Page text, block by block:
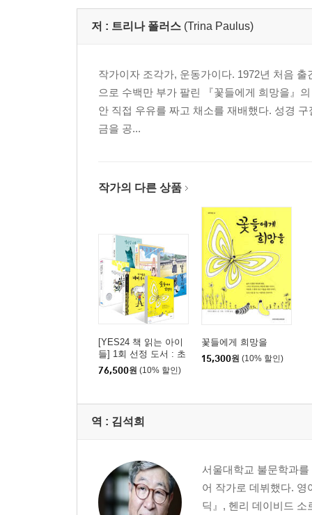
저 : 트리나 폴러스 (Trina Paulus)
작가이자 조각가, 운동가이다. 1972년 처음
으로 수백만 부가 팔린 『꽃들에게 희망을』
안 직접 우유를 짜고 채소를 재배했다. 성경
금을 공...
작가의 다른 상품
[YES24 책 읽는 아이
들] 1회 선정 도서 : 초
등 3~4학년 세트
76,500원 (10% 할인)
꽃들에게 희망을
15,300원 (10% 할인)
역 : 김석희
서울대학교 불문학과
어 작가로 데뷔했다.
딕』, 헨리 데이비드 소